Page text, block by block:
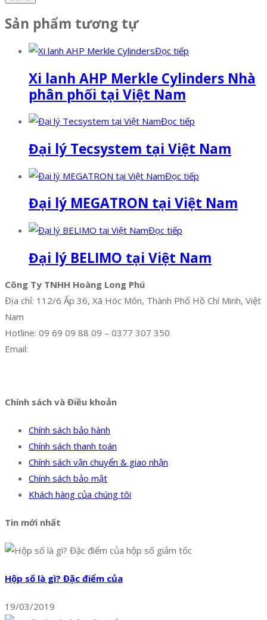
Sản phẩm tương tự
Đọc tiếp
Xi lanh AHP Merkle Cylinders Nhà
phân phối tại Việt Nam
Đọc tiếp
Đại lý Tecsystem tại Việt Nam
Đọc tiếp
Đại lý MEGATRON tại Việt Nam
Đọc tiếp
Đại lý BELIMO tại Việt Nam
Công Ty TNHH Hoàng Long Phú
Địa chỉ: 112/6 Ấp 36, Xã Hóc Môn, Thành Phố Hồ Chí Minh, Việt
Nam
Hotline: 09 69 09 88 09 – 0377 307 350
Email:
Chính sách và Điều khoản
Chính sách bảo hành
Chính sách thanh toán
Chính sách vận chuyển & giao nhận
Chính sách bảo mật
Khách hàng của chúng tôi
Tin mới nhất
Hộp số là gì? Đặc điểm của
19/03/2019